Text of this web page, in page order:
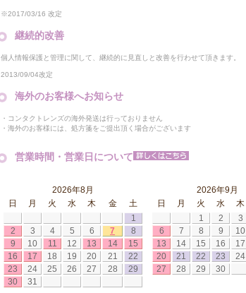
※2017/03/16 改定
継続的改善
個人情報保護と管理に関して、継続的に見直しと改善を行わせて頂きます。
2013/09/04改定
海外のお客様へお知らせ
・コンタクトレンズの海外発送は行っておりません
・海外のお客様には、処方箋をご提出頂く場合がございます
営業時間・営業日について
2026年8月
日
月 火 水 木 金
土
1
2
3 4 5 6 7
8
9
10 11 12 13 14
15
16
17 18 19 20 21
22
23
24 25 26 27 28
29
30
31
2026年9月
日
月 火 水 木
1
2 3
6
7 8 9 10
13
14 15 16 17
20
21 22 23 24
27
28 29 30